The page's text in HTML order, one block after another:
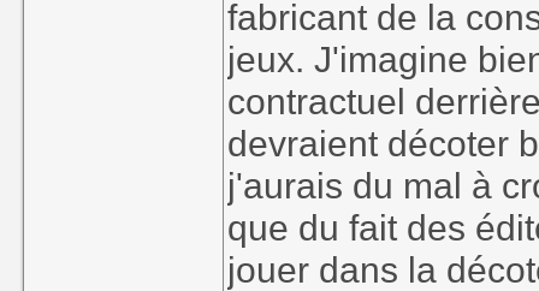
fabricant de la
jeux. J'imagine
contractuel
devraient décoter
j'aurais du mal à
que du fait des
jouer dans la